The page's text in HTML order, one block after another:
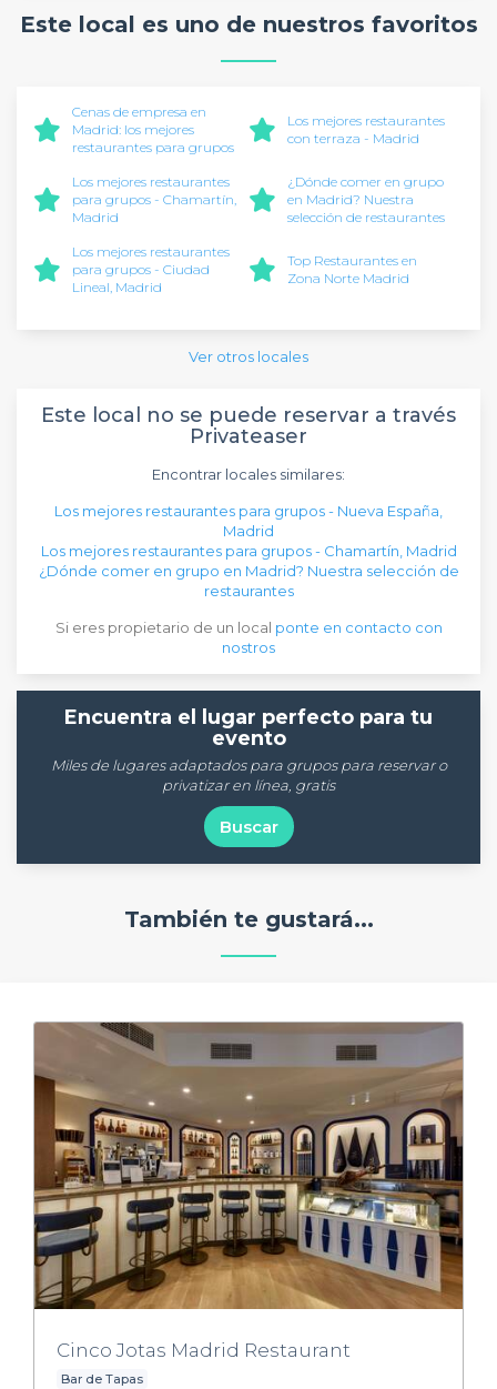
Este local es uno de nuestros favoritos
Cenas de empresa en
Madrid: los mejores
restaurantes para grupos
Los mejores restaurantes
con terraza - Madrid
Los mejores restaurantes
para grupos - Chamartín,
Madrid
¿Dónde comer en grupo
en Madrid? Nuestra
selección de restaurantes
Los mejores restaurantes
para grupos - Ciudad
Lineal, Madrid
Top Restaurantes en
Zona Norte Madrid
Ver otros locales
Este local no se puede reservar a través
Privateaser
Encontrar locales similares:
Los mejores restaurantes para grupos - Nueva España,
Madrid
Los mejores restaurantes para grupos - Chamartín, Madrid
¿Dónde comer en grupo en Madrid? Nuestra selección de
restaurantes
Si eres propietario de un local ponte en contacto con
nostros
Encuentra el lugar perfecto para tu
evento
Miles de lugares adaptados para grupos para reservar o
privatizar en línea, gratis
Buscar
También te gustará...
Cinco Jotas Madrid Restaurant
Bar de Tapas